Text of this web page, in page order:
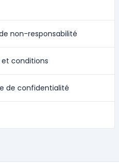
non-responsabilité
conditions
de confidentialité